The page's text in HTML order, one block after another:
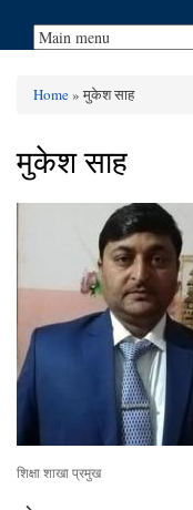
You are here
Home» मुकेश साह
मुकेश साह
शिक्षा शाखा प्रमुख